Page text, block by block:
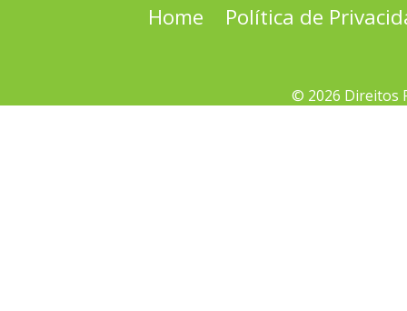
Home Política de
© 2026 Direitos